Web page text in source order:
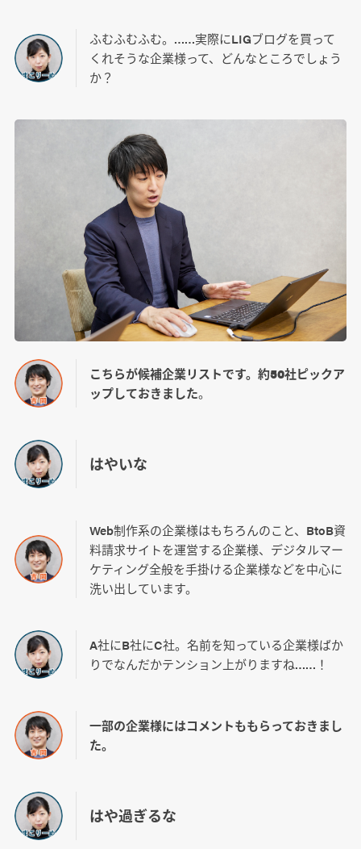
ふむふむふむ。……実際にLIGブログを買って
くれそうな企業様って、どんなところでしょう
か？
こちらが候補企業リストです。約50社ピックア
ップしておきました。
はやいな
Web制作系の企業様はもちろんのこと、BtoB資
料請求サイトを運営する企業様、デジタルマー
ケティング全般を手掛ける企業様などを中心に
洗い出しています。
A社にB社にC社。名前を知っている企業様ばか
りでなんだかテンション上がりますね……！
一部の企業様にはコメントももらっておきまし
た。
はや過ぎるな